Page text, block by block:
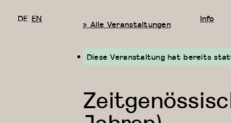
Info
DE EN « Alle Veranstaltungen
Diese Veranstaltung hat bereits